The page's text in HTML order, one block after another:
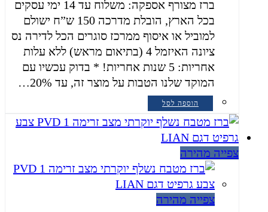
ברז מצורף אספקה: משלוח עד 14 ימי עסקים
בכל הארץ, הובלת מדרכה 150 ש”ח ישולם
למוביל או איסוף ממרכז סוגרים הכל לדירה נס
ציונה האיזמל 4 (בתיאום מראש) ללא עלות
אחריות: 5 שנות אחריות! * בדוק עכשיו עם
המוקד שלנו הטבות על מוצר זה, עד 20%…
הוספה לסל
צפייה מהירה
צפייה מהירה